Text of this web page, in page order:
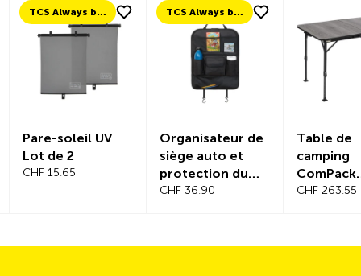
TCS Always by my side
Pare-soleil UV
Lot de 2
CHF 15.65
TCS Always by my side
Organisateur de
siège auto et
protection du
dossier
CHF 36.90
Table de
camping
ComPack
Extension
CHF 263.55